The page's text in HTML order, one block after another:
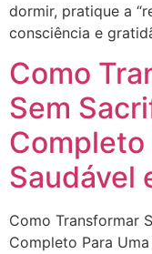
dormir, pratique a
consciência e
Como
Sem
Completo
Saudável
Como Transformar
Completo Para